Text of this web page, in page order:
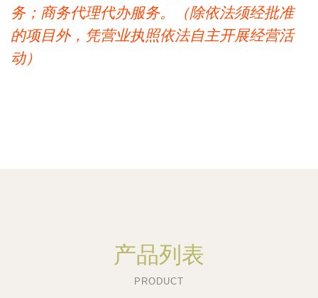
务；商务代理代办服务。（除依法须经批准
的项目外，凭营业执照依法自主开展经营活
动）
产品列表
PRODUCT